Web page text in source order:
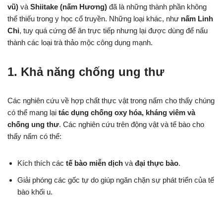
vũ) và Shiitake (nấm Hương) đã là những thành phần không
thể thiếu trong y học cổ truyền. Những loại khác, như nấm Linh
Chi, tuy quá cứng để ăn trực tiếp nhưng lại được dùng để nấu
thành các loại trà thảo mộc công dụng mạnh.
1. Khả năng chống ung thư
Các nghiên cứu về hợp chất thực vật trong nấm cho thấy chúng
có thể mang lại tác dụng chống oxy hóa, kháng viêm và
chống ung thư. Các nghiên cứu trên động vật và tế bào cho
thấy nấm có thể:
Kích thích các tế bào miễn dịch và đại thực bào.
Giải phóng các gốc tự do giúp ngăn chặn sự phát triển của tế
bào khối u.